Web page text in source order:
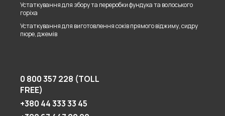
Устаткування для збору та переробки фундука та волоського
горіха
Устаткування для виготовлення соків прямого віджиму, сидру
пюре, джемів
0 800 357 228 (TOLL
FREE)
+380 44 333 33 45